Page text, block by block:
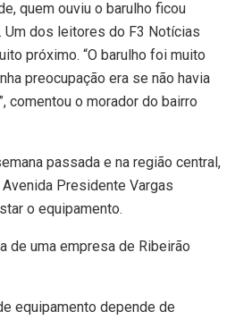
quem ouviu o barulho ficou
dos leitores do F3 Notícias
próximo. “O barulho foi muito
preocupação era se não havia
comentou o morador do bairro
passada e na região central,
Presidente Vargas
o equipamento.
de uma empresa de Ribeirão
equipamento depende de